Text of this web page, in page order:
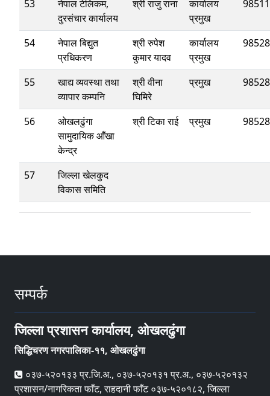
53
नेपाल टेलिकम,
दुरसंचार कार्यालय
श्री राजु राना
कार्यालय
प्रमुख
54
नेपाल बिद्युत
प्रधिकरण
श्री रुपेश
कुमार यादव
कार्यालय
प्रमुख
55
खाद्य व्यवस्था तथा
व्यापार कम्पनि
श्री वीना
घिमिरे
प्रमुख
56
ओखलढुंगा
सामुदायिक आँखा
केन्द्र
श्री टिका राई प्रमुख
57
जिल्ला खेलकुद
विकास समिति
सम्पर्क
जिल्ला प्रशासन कार्यालय, ओखलढुंगा
सिद्धिचरण नगरपालिका-११, ओखलढुंगा
०३७-५२०१३३ प्र.जि.अ., ०३७-५२०१३१ प्र.अ., ०३७-५२०१३२
प्रशासन/नागरिकता फाँट, राहदानी फाँट ०३७-५२०१८२, जिल्ला